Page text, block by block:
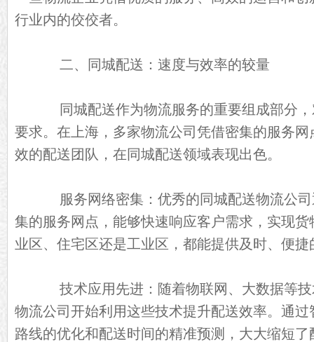
行业内的佼佼者。
二、同城配送：速度与效率的较量
同城配送作为物流服务的重要组成部分，
要求。在上海，多家物流公司凭借密集的服务
效的配送团队，在同城配送领域表现出色。
服务网络密集：优秀的同城配送物流公司
集的服务网点，能够快速响应客户需求，实现
业区、住宅区还是工业区，都能提供及时、便捷
技术应用先进：随着物联网、大数据等技
物流公司开始利用这些技术提升配送效率。通
路线的优化和配送时间的精准预测，大大缩短